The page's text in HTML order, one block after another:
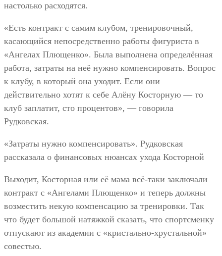
настолько расходятся.
«Есть контракт с самим клубом, тренировочный,
касающийся непосредственно работы фигуриста в
«Ангелах Плющенко». Была выполнена определённая
работа, затраты на неё нужно компенсировать. Вопрос
к клубу, в который она уходит. Если они
действительно хотят к себе Алёну Косторную — то
клуб заплатит, сто процентов», — говорила
Рудковская.
«Затраты нужно компенсировать». Рудковская
рассказала о финансовых нюансах ухода Косторной
Выходит, Косторная или её мама всё-таки заключали
контракт с «Ангелами Плющенко» и теперь должны
возместить некую компенсацию за тренировки. Так
что будет большой натяжкой сказать, что спортсменку
отпускают из академии с «кристально-хрустальной»
совестью.